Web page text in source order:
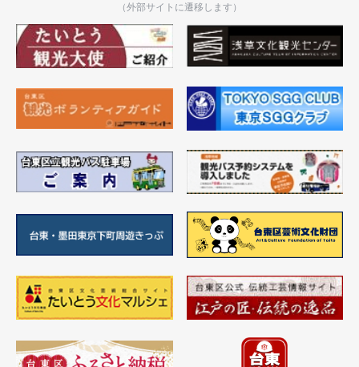
（外部サイトに遷移します）